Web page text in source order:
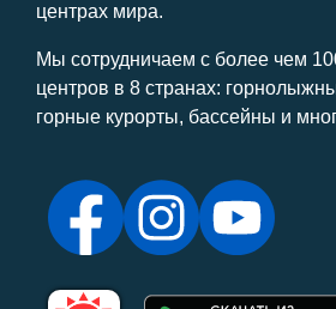
центрах мира.
Мы сотрудничаем с более чем
центров в 8 странах:
горные курорты, бассейны и